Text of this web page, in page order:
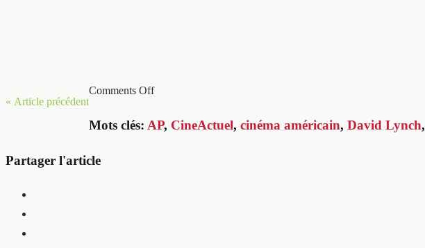
« Article précédent
Comments Off
Mots clés: AP, CineActuel, cinéma américain, David Lynch,
Partager l'article